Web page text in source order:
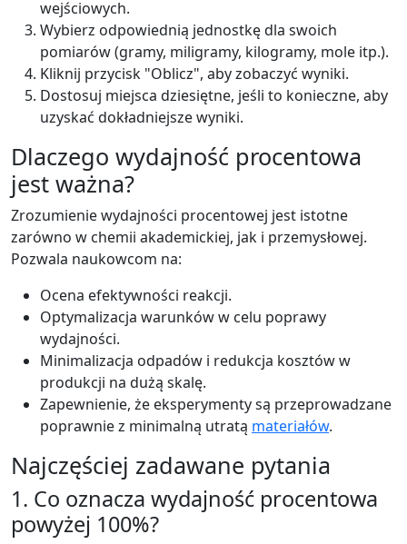
wejściowych.
Wybierz odpowiednią jednostkę dla swoich
pomiarów (gramy, miligramy, kilogramy, mole itp.).
Kliknij przycisk "Oblicz", aby zobaczyć wyniki.
Dostosuj miejsca dziesiętne, jeśli to konieczne, aby
uzyskać dokładniejsze wyniki.
Dlaczego wydajność procentowa
jest ważna?
Zrozumienie wydajności procentowej jest istotne
zarówno w chemii akademickiej, jak i przemysłowej.
Pozwala naukowcom na:
Ocena efektywności reakcji.
Optymalizacja warunków w celu poprawy
wydajności.
Minimalizacja odpadów i redukcja kosztów w
produkcji na dużą skalę.
Zapewnienie, że eksperymenty są przeprowadzane
poprawnie z minimalną utratą materiałów.
Najczęściej zadawane pytania
1. Co oznacza wydajność procentowa
powyżej 100%?